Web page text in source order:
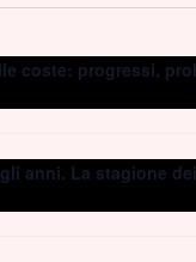
coste: progressi,
anni. La stagione